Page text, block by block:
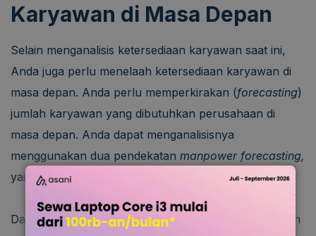
Karyawan di Masa Depan
Selain menganalisis ketersediaan karyawan saat ini,
Anda juga perlu menelaah ketersediaan karyawan di
masa depan. Anda perlu memperkirakan (forecasting)
jumlah karyawan yang dibutuhkan perusahaan di
masa depan. Anda dapat menganalisisnya
menggunakan dua pendekatan manpower forecasting,
yaitu internal dan eksternal.
Dalam analisis internal, Anda akan melibatkan seluruh